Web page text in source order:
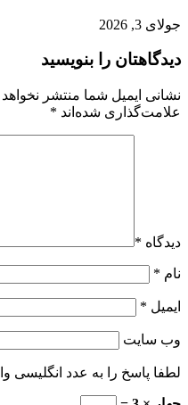
جولای 3, 2026
دیدگاهتان را بنویسید
نشانی ایمیل شما منتشر
علامت‌گذاری شده‌اند *
دیدگاه *
نام *
ایمیل *
وب‌ سایت
لطفا پاسخ را به عدد انگلیسی